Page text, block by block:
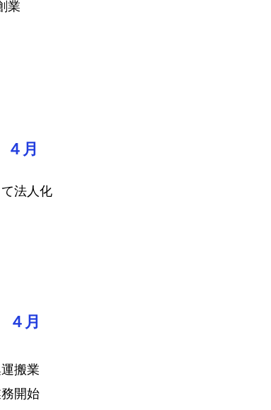
業
月
法人化
月
搬業
開始